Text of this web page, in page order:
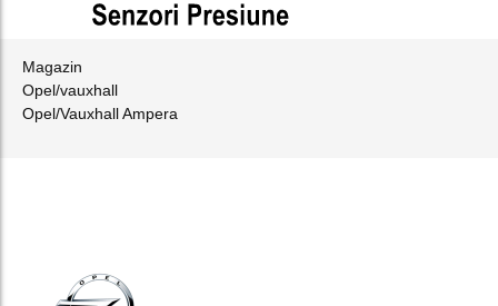
Magazin
Opel/vauxhall
Opel/Vauxhall Ampera